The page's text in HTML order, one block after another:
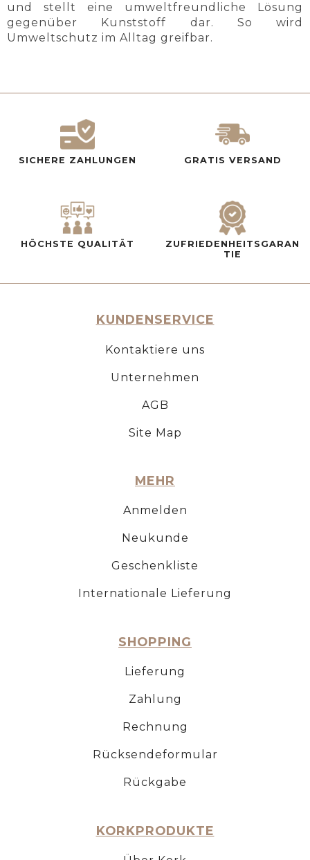
und stellt eine umweltfreundliche Lösung
gegenüber Kunststoff dar. So wird
Umweltschutz im Alltag greifbar.
SICHERE ZAHLUNGEN GRATIS VERSAND
HÖCHSTE QUALITÄT
ZUFRIEDENHEITSGARAN
TIE
KUNDENSERVICE
Kontaktiere uns
Unternehmen
AGB
Site Map
MEHR
Anmelden
Neukunde
Geschenkliste
Internationale Lieferung
SHOPPING
Lieferung
Zahlung
Rechnung
Rücksendeformular
Rückgabe
KORKPRODUKTE